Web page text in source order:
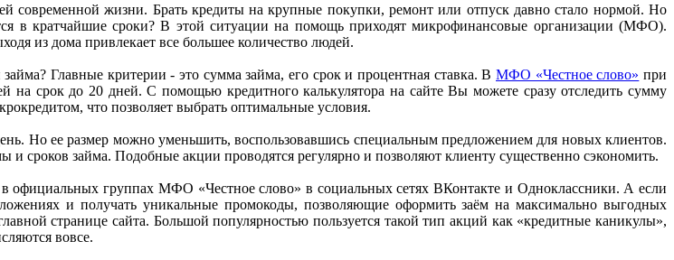
современной жизни. Брать кредиты на крупные покупки, ремонт или отпуск давно стало нормой. Но
в кратчайшие сроки? В этой ситуации на помощь приходят микрофинансовые организации (МФО).
из дома привлекает все большее количество людей.
Главные критерии - это сумма займа, его срок и процентная ставка. В МФО «Честное слово» при
на срок до 20 дней. С помощью кредитного калькулятора на сайте Вы можете сразу отследить сумму
что позволяет выбрать оптимальные условия.
Но ее размер можно уменьшить, воспользовавшись специальным предложением для новых клиентов.
и сроков займа. Подобные акции проводятся регулярно и позволяют клиенту существенно сэкономить.
официальных группах МФО «Честное слово» в социальных сетях ВКонтакте и Одноклассники. А если
и получать уникальные промокоды, позволяющие оформить заём на максимально выгодных
странице сайта. Большой популярностью пользуется такой тип акций как «кредитные каникулы»,
вовсе.